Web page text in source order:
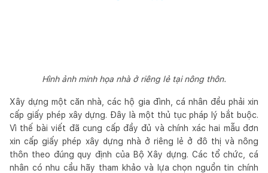
Hình ảnh minh họa nhà ở riêng lẻ tại nông thôn.
Xây dựng một căn nhà, các hộ gia đình, cá nhân đều phải xin
cấp giấy phép xây dựng. Đây là một thủ tục pháp lý bắt buộc.
Vì thế bài viết đã cung cấp đầy đủ và chính xác hai mẫu đơn
xin cấp giấy phép xây dựng nhà ở riêng lẻ ở đô thị và nông
thôn theo đúng quy định của Bộ Xây dựng. Các tổ chức, cá
nhân có nhu cầu hãy tham khảo và lựa chọn nguồn tin chính